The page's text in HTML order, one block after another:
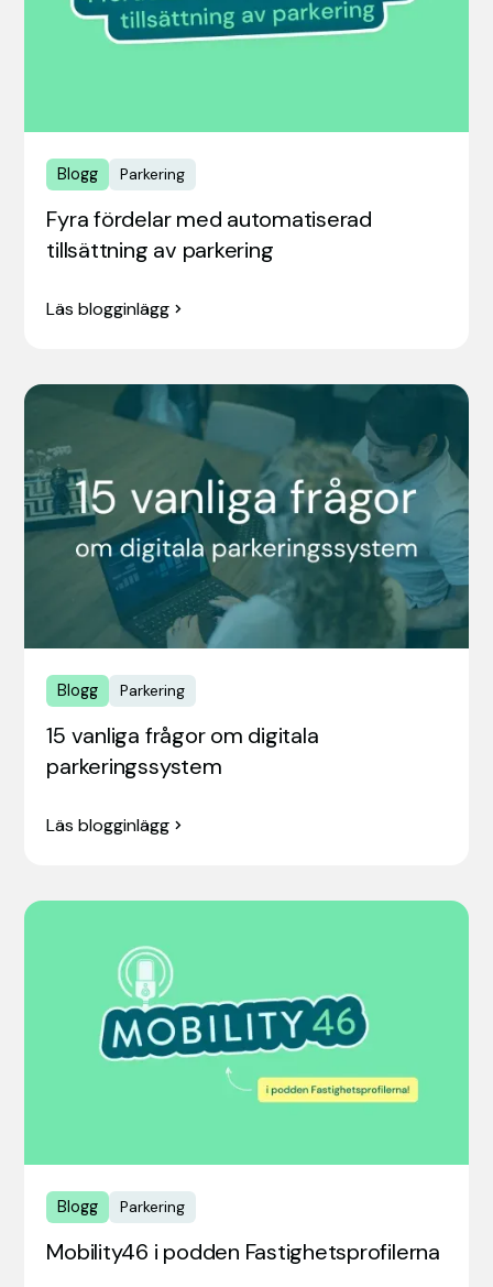
Blogg Parkering
Fyra fördelar med automatiserad
tillsättning av parkering
Läs blogginlägg
Blogg Parkering
15 vanliga frågor om digitala
parkeringssystem
Läs blogginlägg
Blogg Parkering
Mobility46 i podden Fastighetsprofilerna